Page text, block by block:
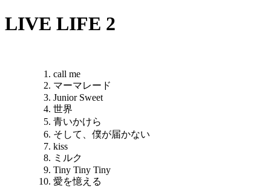
LIVE LIFE 2
call me
マーマレード
Junior Sweet
世界
青いかけら
そして、僕が届かない
kiss
ミルク
Tiny Tiny Tiny
愛を憶える